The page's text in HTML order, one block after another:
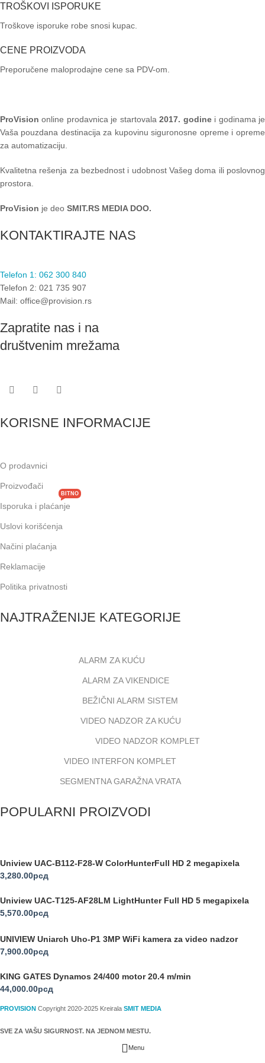
TROŠKOVI ISPORUKE
Troškove isporuke robe snosi kupac.
CENE PROIZVODA
Preporučene maloprodajne cene sa PDV-om.
ProVision online prodavnica je startovala2017. godinei godinama je
Vaša pouzdana destinacija za kupovinu siguronosne opreme i opreme
za automatizaciju.
Kvalitetna rešenja za bezbednost i udobnost Vašeg doma ili poslovnog
prostora.
ProVision je deo SMIT.RS MEDIA DOO.
KONTAKTIRAJTE NAS
Telefon 1: 062 300 840
Telefon 2: 021 735 907
Mail: office@provision.rs
Zapratite nas i na
društvenim mrežama
KORISNE INFORMACIJE
O prodavnici
Proizvođači
Isporuka i plaćanje
BITNO
Uslovi korišćenja
Načini plaćanja
Reklamacije
Politika privatnosti
NAJTRAŽENIJE KATEGORIJE
ALARM ZA KUĆU
ALARM ZA VIKENDICE
BEŽIČNI ALARM SISTEM
VIDEO NADZOR ZA KUĆU
VIDEO NADZOR KOMPLET
VIDEO INTERFON KOMPLET
SEGMENTNA GARAŽNA VRATA
POPULARNI PROIZVODI
Uniview UAC-B112-F28-W ColorHunterFull HD 2 megapixela
3,280.00рсд
Uniview UAC-T125-AF28LM LightHunter Full HD 5 megapixela
5,570.00рсд
UNIVIEW Uniarch Uho-P1 3MP WiFi kamera za video nadzor
7,900.00рсд
KING GATES Dynamos 24/400 motor 20.4 m/min
44,000.00рсд
PROVISION Copyright 2020-2025 Kreirala SMIT MEDIA
SVE ZA VAŠU SIGURNOST. NA JEDNOM MESTU.
Menu